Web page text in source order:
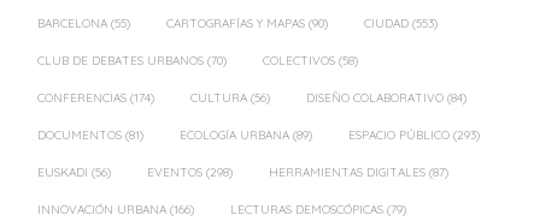
BARCELONA (55) CARTOGRAFÍAS Y MAPAS (90) CIUDAD (553)
CLUB DE DEBATES URBANOS (70) COLECTIVOS (58)
CONFERENCIAS (174) CULTURA (56) DISEÑO COLABORATIVO (84)
DOCUMENTOS (81) ECOLOGÍA URBANA (89) ESPACIO PÚBLICO (293)
EUSKADI (56) EVENTOS (298) HERRAMIENTAS DIGITALES (87)
INNOVACIÓN URBANA (166) LECTURAS DEMOSCÓPICAS (79)